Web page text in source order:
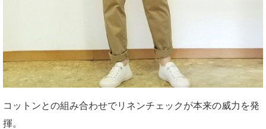
コットンとの組み合わせでリネンチェックが本来の威力を発
揮。